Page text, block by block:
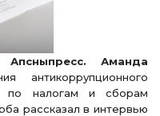
Аманда
антикоррупционного
по налогам и сборам
рассказал в интервью